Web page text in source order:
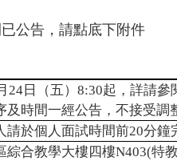
公告，請點底下附件
24日（五）8:30起，詳請參
及時間一經公告，不接受調
請於個人面試時間前20分鐘
綜合教學大樓四樓N403(特